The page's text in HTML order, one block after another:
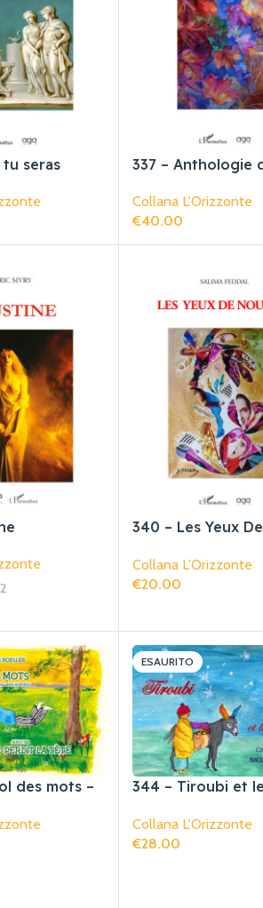
tu seras
337 – Anthologie
Française
Collana L'Orizzonte
€40.00
340 – Les Yeux De
Collana L'Orizzonte
€20.00
des mots –
ESAURITO
344 – Tiroubi et
Collana L'Orizzonte
€28.00